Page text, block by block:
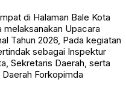
di Halaman Bale Kota
melaksanakan Upacara
Tahun 2026, Pada kegiatan
sebagai Inspektur
Sekretaris Daerah, serta
Forkopimda